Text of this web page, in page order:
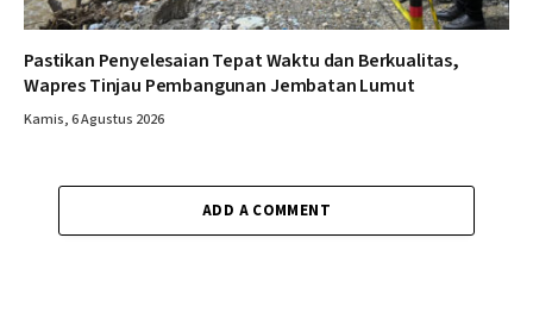
Pastikan Penyelesaian Tepat Waktu dan Berkualitas,
Wapres Tinjau Pembangunan Jembatan Lumut
Kamis, 6 Agustus 2026
ADD A COMMENT